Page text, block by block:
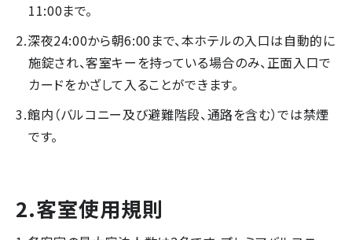
11:00まで。
深夜24:00から朝6:00まで、本ホテルの入口は自動的に
施錠され、客室キーを持っている場合のみ、正面入口で
カードをかざして入ることができます。
館内（バルコニー及び避難階段、通路を含む）では禁煙
です。
2.客室使用規則